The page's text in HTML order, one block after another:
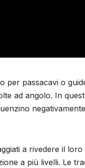
per passacavi o
ad angolo. In
a rivedere il
a più livelli. Le